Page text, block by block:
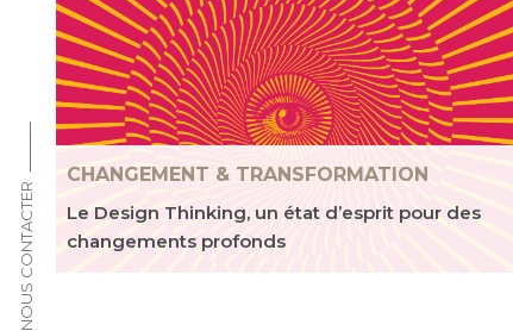
NOUS CONTACTER
CHANGEMENT & TRANSFORMATION
Le Design Thinking, un état d’esprit pour des
changements profonds